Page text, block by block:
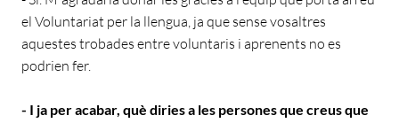
el Voluntariat per la llengua, ja que sense vosaltres
aquestes trobades entre voluntaris i aprenents no es
podrien fer.
- I ja per acabar, què diries a les persones que creus que